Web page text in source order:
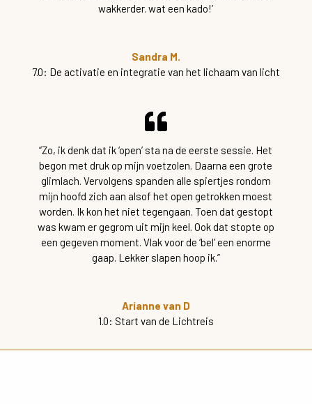
wakkerder. wat een kado!’
Sandra M.
7.0: De activatie en integratie van het lichaam van licht
“Zo, ik denk dat ik ‘open’ sta na de eerste sessie. Het
begon met druk op mijn voetzolen. Daarna een grote
glimlach. Vervolgens spanden alle spiertjes rondom
mijn hoofd zich aan alsof het open getrokken moest
worden. Ik kon het niet tegengaan. Toen dat gestopt
was kwam er gegrom uit mijn keel. Ook dat stopte op
een gegeven moment. Vlak voor de ‘bel’ een enorme
gaap. Lekker slapen hoop ik.”
Arianne van D
1.0: Start van de Lichtreis